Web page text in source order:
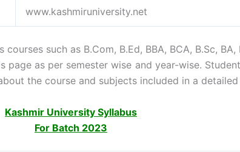
www.kashmiruniversity.net
such as B.Com, B.Ed, BBA, BCA, B.Sc, BA,
page as per semester wise and year-wise.
the course and subjects included in a detailed
Kashmir University Syllabus
For Batch 2023